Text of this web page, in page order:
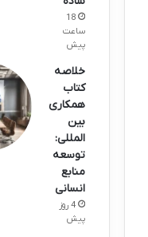
18
ساعت
پیش
خلاصه
کتاب
همکاری
بین
المللی:
توسعه
منابع
انسانی
4 روز
پیش